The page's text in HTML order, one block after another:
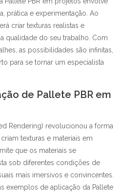
prática e experimentação. Ao
criar texturas realistas e
qualidade do seu trabalho. Com
as possibilidades são infinitas,
para se tornar um especialista
de Pallete PBR em
Rendering) revolucionou a forma
texturas e materiais em
que os materiais se
sob diferentes condições de
mais imersivos e convincentes.
exemplos de aplicação da Pallete